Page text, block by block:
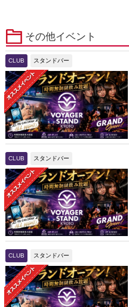
その他イベント
CLUB スタンドバー
CLUB スタンドバー
CLUB スタンドバー